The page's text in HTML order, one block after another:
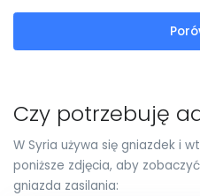
Czy potrzebuję
W Syria używa się gniazdek i
poniższe zdjęcia, aby
gniazda zasilania: